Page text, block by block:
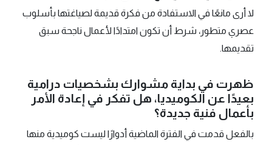
لا أرى مانعًا في الاستفادة من فكرة قديمة لصياغتها بأسلوب
عصري متطور، شرط أن تكون امتدادًا لأعمال ناجحة سبق
تقديمها.
ظهرت في بداية مشوارك بشخصيات درامية
بعيدًا عن الكوميديا، هل تفكر في إعادة الأمر
بأعمال فنية جديدة؟
بالفعل قدمت في الفترة الماضية أدوارًا ليست كوميدية منها